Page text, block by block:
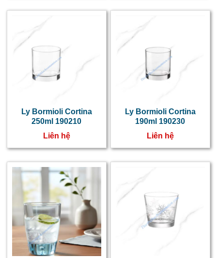
Ly Bormioli Cortina
250ml 190210
Liên hệ
Ly Bormioli Cortina
190ml 190230
Liên hệ